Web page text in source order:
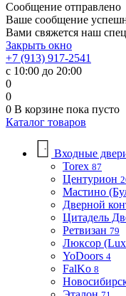
Сообщение отправлено
Ваше сообщение
Вами свяжется наш
Закрыть окно
+7 (913) 917-2541
с 10:00 до 20:00
0
0
0 В корзине пока пусто
Каталог товаров
Входные
Torex 87
Центурион
Мастино
Дверной
Цитадель
Ретвизан 79
Люксор
YoDoors 4
FalKo 8